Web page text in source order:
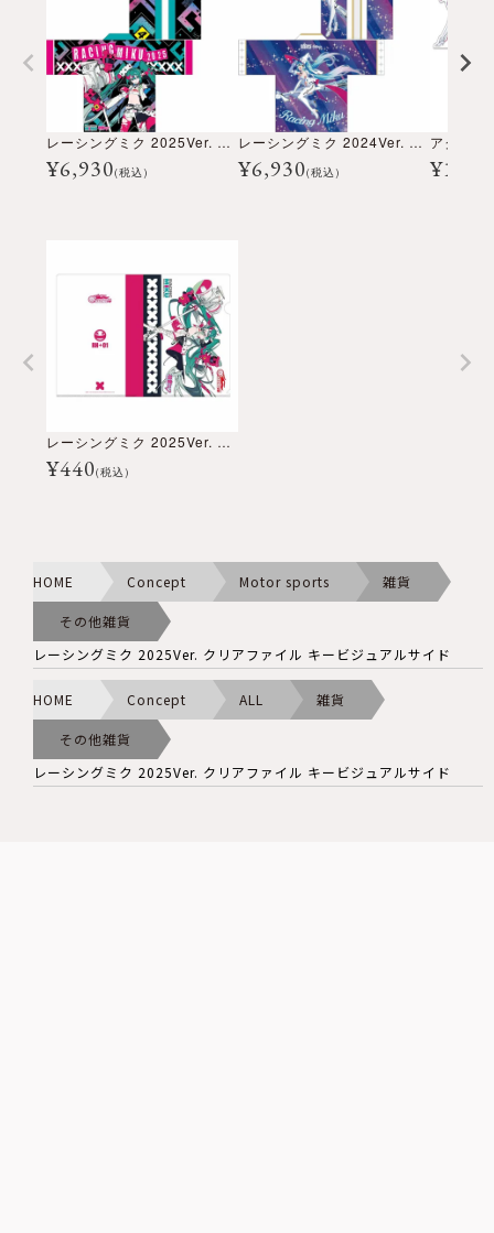
レーシングミク 2025Ver. フルグラフィックハッピ
¥6,930(税込)
レーシングミク 2024Ver. フルグラフィックハッピ
¥6,930(税込) ¥
レーシングミク 2025Ver. クリアファイル キービジュアルサイド
¥440(税込)
HOME Concept Motor sports 雑貨
その他雑貨
レーシングミク 2025Ver. クリアファイル キービジュアルサイド
HOME Concept ALL 雑貨
その他雑貨
レーシングミク 2025Ver. クリアファイル キービジュアルサイド